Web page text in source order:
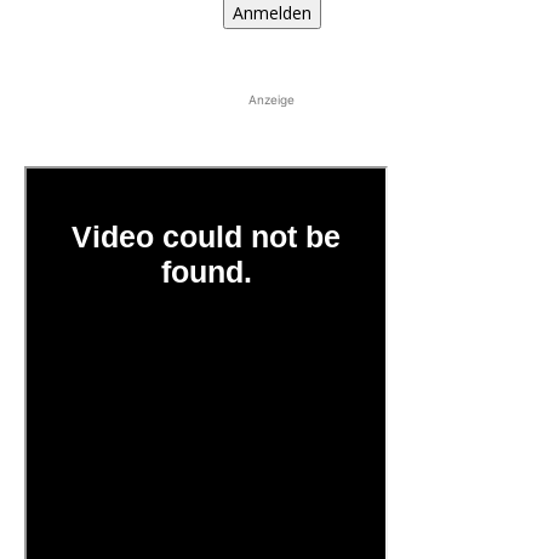
Anmelden
Anzeige